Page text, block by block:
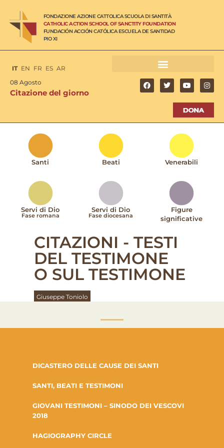
FONDAZIONE AZIONE CATTOLICA SCUOLA DI SANTITÀ
CATHOLIC ACTION SCHOOL OF SANCTITY FOUNDATION
FUNDACIÓN ACCIÓN CATÓLICA ESCUELA DE SANTIDAD
PIO XI
IT EN FR ES AR
08 Agosto
Citazione del giorno
Santi Beati Venerabili
Servi di Dio
Fase romana
Servi di Dio
Fase diocesana
Figure
significative
CITAZIONI - TESTI
DEL TESTIMONE
O SUL TESTIMONE
Giuseppe Toniolo
DICASTERO DELLE CAUSE DEI SANTI
SANTI, BEATI E TESTIMONI
GIOVANI TESTIMONI – SINODO DEI VESCOVI
2018
HAGIOGRAPHY CIRCLE